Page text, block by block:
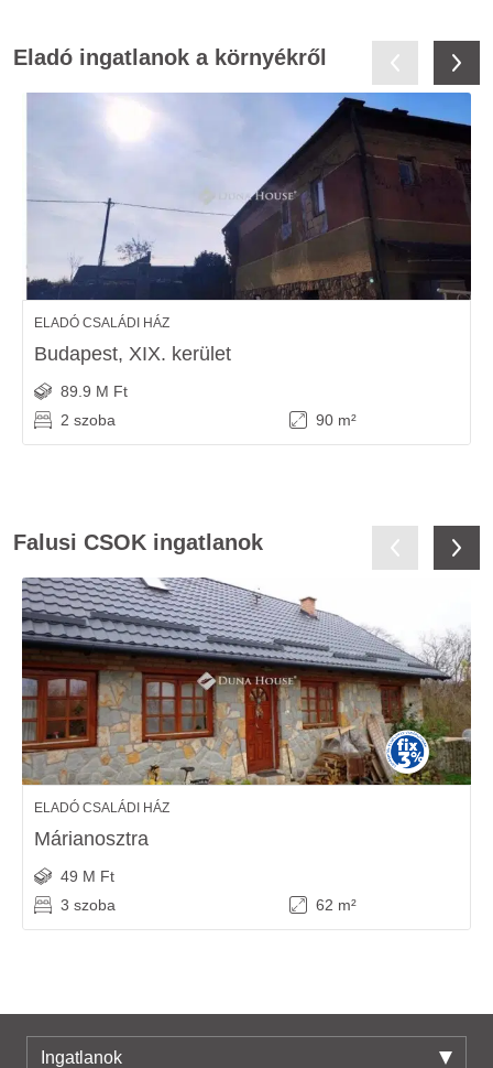
Eladó ingatlanok a környékről
ELADÓ CSALÁDI HÁZ
Budapest, XIX. kerület
89.9 M Ft
2 szoba
90 m²
Falusi CSOK ingatlanok
ELADÓ CSALÁDI HÁZ
Márianosztra
49 M Ft
3 szoba
62 m²
Ingatlanok